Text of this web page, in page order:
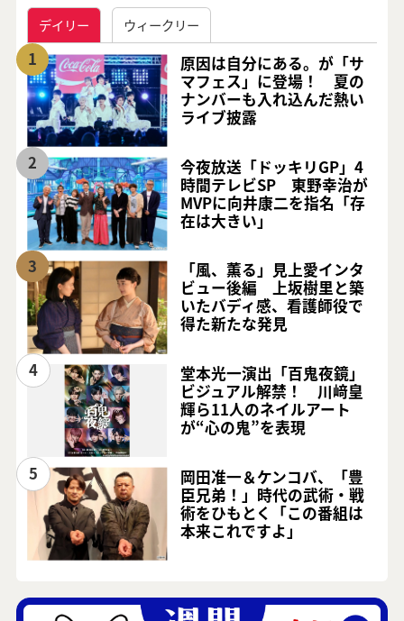
デイリー ウィークリー
1
原因は自分にある。が「サ
マフェス」に登場！ 夏の
ナンバーも入れ込んだ熱い
ライブ披露
2
今夜放送「ドッキリGP」4
時間テレビSP 東野幸治が
MVPに向井康二を指名「存
在は大きい」
3
「風、薫る」見上愛インタ
ビュー後編 上坂樹里と築
いたバディ感、看護師役で
得た新たな発見
4
堂本光一演出「百鬼夜鏡」
ビジュアル解禁！ 川﨑皇
輝ら11人のネイルアート
が“心の鬼”を表現
5
岡田准一＆ケンコバ、「豊
臣兄弟！」時代の武術・戦
術をひもとく「この番組は
本来これですよ」